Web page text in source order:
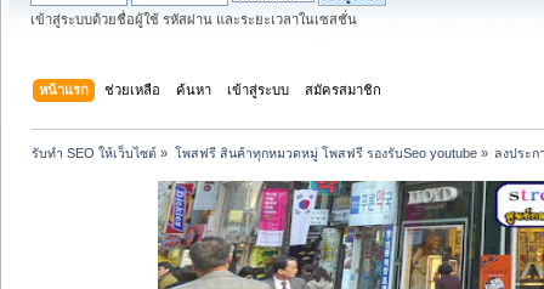
เข้าสู่ระบบด้วยชื่อผู้ใช้ รหัสผ่าน และระยะเวลาในเซสชั่น
หน้าแรก ช่วยเหลือ ค้นหา เข้าสู่ระบบ สมัครสมาชิก
รับทำ SEO ให้เว็บไซต์ » โพสฟรี สินค้าทุกหมวดหมู่ โพสฟรี รองรับSeo youtube» ลงประ